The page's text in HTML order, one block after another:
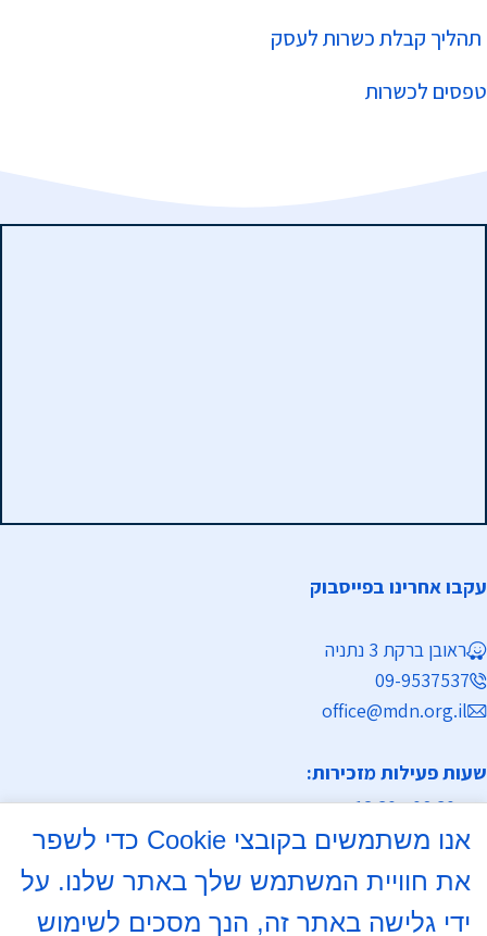
תהליך קבלת כשרות לעסק
טפסים לכשרות
עקבו אחרינו בפייסבוק
ראובן ברקת 3 נתניה
09-9537537
office@mdn.org.il
שעות פעילות מזכירות:
א-ה 08:30 - 12:30
א, ד 16:00- 18:00
אנו משתמשים בקובצי Cookie כדי לשפר
את חוויית המשתמש שלך באתר שלנו. על
ידי גלישה באתר זה, הנך מסכים לשימוש